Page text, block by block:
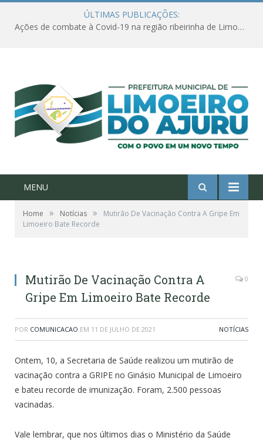
ÚLTIMAS PUBLICAÇÕES:
Ações de combate à Covid-19 na região ribeirinha de Limoeiro do Ajuru continuam
MENU
Home » Notícias »
Mutirão De Vacinação Contra A Gripe Em
Limoeiro Bate Recorde
Mutirão De Vacinação Contra A
Gripe Em Limoeiro Bate Recorde
0
POR COMUNICACAO EM 11 DE JULHO DE 2021 NOTÍCIAS
Ontem, 10, a Secretaria de Saúde realizou um mutirão de
vacinação contra a GRIPE no Ginásio Municipal de Limoeiro
e bateu recorde de imunização. Foram, 2.500 pessoas
vacinadas.
Vale lembrar, que nos últimos dias o Ministério da Saúde